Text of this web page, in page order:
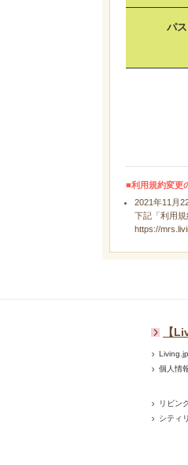
パ
■利用規約変更
2021年11月
下記「利用規
https://
【
個人情
リビン
シティ